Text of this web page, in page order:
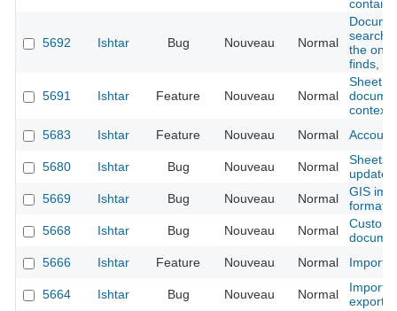
5692 Ishtar Bug Nouveau Normal
search
the one
finds,
5691 Ishtar Feature Nouveau Normal
Sheet
context
5683
Ishtar Feature Nouveau Normal
5680 Ishtar Bug Nouveau Normal
Sheets
5669
Ishtar Bug Nouveau Normal
GIS
format
5668
Ishtar Bug Nouveau Normal
Custom
5666
Ishtar Feature Nouveau Normal Import -
5664 Ishtar Bug Nouveau Normal
Import
export